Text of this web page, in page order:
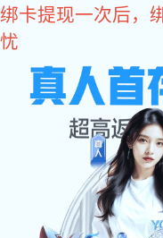
亿万28
亿万28 产品中心
光伏输出光耦